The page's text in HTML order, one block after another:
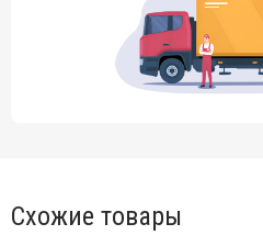
Схожие товары